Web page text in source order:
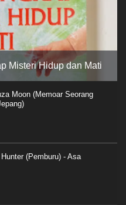
Misteri Hidup dan Mati
Moon (Memoar Seorang
(Pemburu) - Asa